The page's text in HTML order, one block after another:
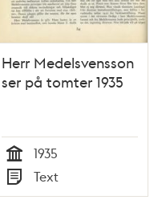
Herr Medelsvensson
ser på tomter 1935
Tid
1935
Typ
Text